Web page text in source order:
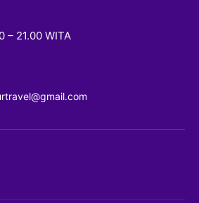
– 21.00 WITA